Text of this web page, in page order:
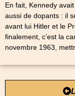
En fait, Kennedy
aussi de dopants : il
avant lui Hitler et le
finalement, c’est la
novembre 1963,